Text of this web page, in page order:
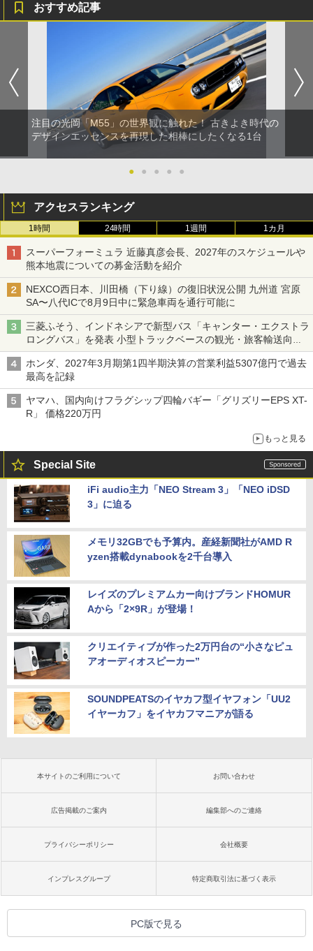
おすすめ記事
注目の光岡「M55」の世界観に触れた！ 古きよき時代の
デザインエッセンスを再現した相棒にしたくなる1台
● ● ● ● ●
アクセスランキング
1時間 24時間 1週間 1カ月
スーパーフォーミュラ 近藤真彦会長、2027年のスケジュールや
熊本地震についての募金活動を紹介
NEXCO西日本、川田橋（下り線）の復旧状況公開 九州道 宮原
SA〜八代ICで8月9日中に緊急車両を通行可能に
三菱ふそう、インドネシアで新型バス「キャンター・エクストラ
ロングバス」を発表 小型トラックベースの観光・旅客輸送向け
バス
ホンダ、2027年3月期第1四半期決算の営業利益5307億円で過去
最高を記録
ヤマハ、国内向けフラグシップ四輪バギー「グリズリーEPS XT-
R」 価格220万円
もっと見る
Special Site
iFi audio主力「NEO Stream 3」「NEO iDSD
3」に迫る
メモリ32GBでも予算内。産経新聞社がAMD R
yzen搭載dynabookを2千台導入
レイズのプレミアムカー向けブランドHOMUR
Aから「2×9R」が登場！
クリエイティブが作った2万円台の“小さなピュ
アオーディオスピーカー”
SOUNDPEATSのイヤカフ型イヤフォン「UU2
イヤーカフ」をイヤカフマニアが語る
本サイトのご利用について お問い合わせ
広告掲載のご案内 編集部へのご連絡
プライバシーポリシー 会社概要
インプレスグループ 特定商取引法に基づく表示
PC版で見る